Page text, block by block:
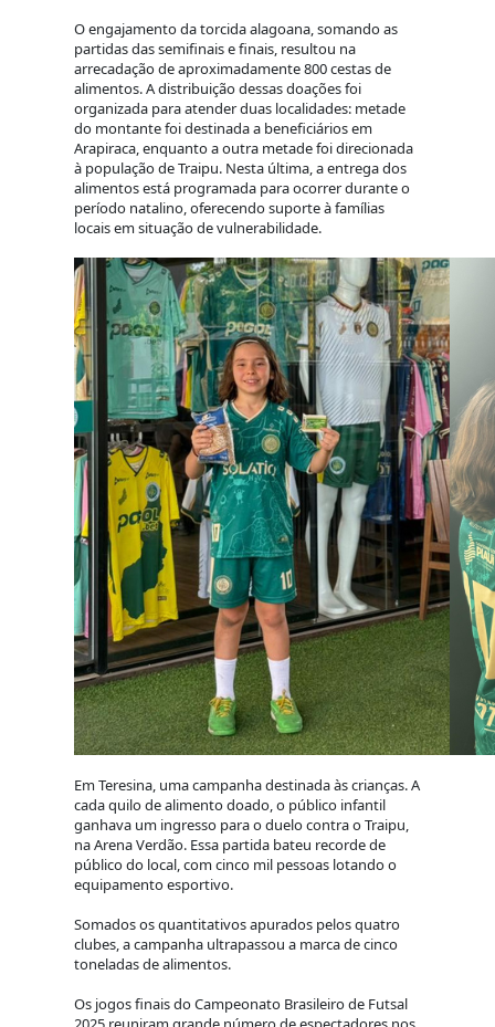
O engajamento da torcida alagoana, somando as
partidas das semifinais e finais, resultou na
arrecadação de aproximadamente 800 cestas de
alimentos. A distribuição dessas doações foi
organizada para atender duas localidades: metade
do montante foi destinada a beneficiários em
Arapiraca, enquanto a outra metade foi direcionada
à população de Traipu. Nesta última, a entrega dos
alimentos está programada para ocorrer durante o
período natalino, oferecendo suporte à famílias
locais em situação de vulnerabilidade.
Em Teresina, uma campanha destinada às crianças. A
cada quilo de alimento doado, o público infantil
ganhava um ingresso para o duelo contra o Traipu,
na Arena Verdão. Essa partida bateu recorde de
público do local, com cinco mil pessoas lotando o
equipamento esportivo.
Somados os quantitativos apurados pelos quatro
clubes, a campanha ultrapassou a marca de cinco
toneladas de alimentos.
Os jogos finais do Campeonato Brasileiro de Futsal